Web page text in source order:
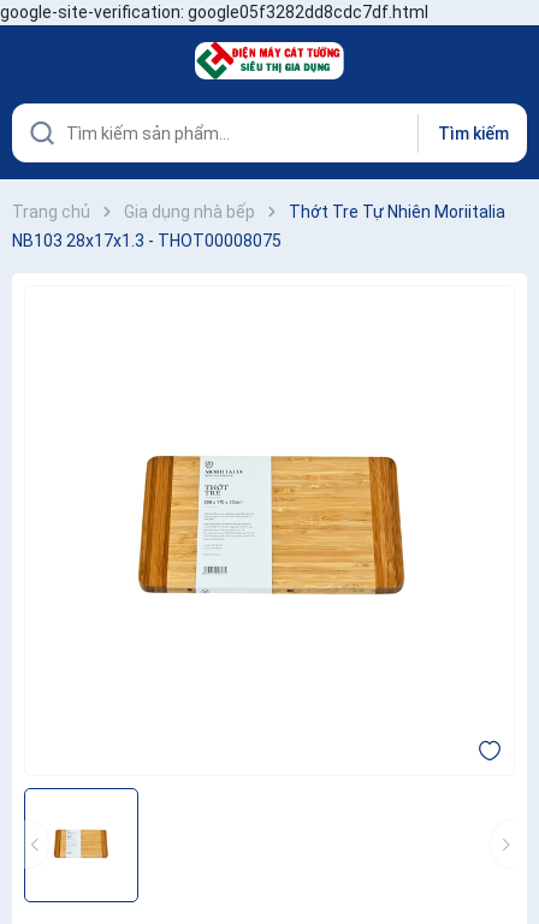
google-site-verification: google05f3282dd8cdc7df.html
Tìm kiếm
Trang chủ Gia dụng nhà bếp
Thớt Tre Tự Nhiên Moriitalia
NB103 28x17x1.3 - THOT00008075